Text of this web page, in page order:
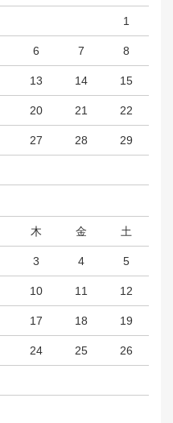
1
6 7 8
13 14 15
20 21 22
27 28 29
木 金 土
3 4 5
10 11 12
17 18 19
24 25 26